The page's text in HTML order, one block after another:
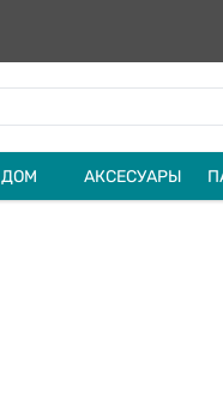
ДОМ АКСЕСУАРЫ